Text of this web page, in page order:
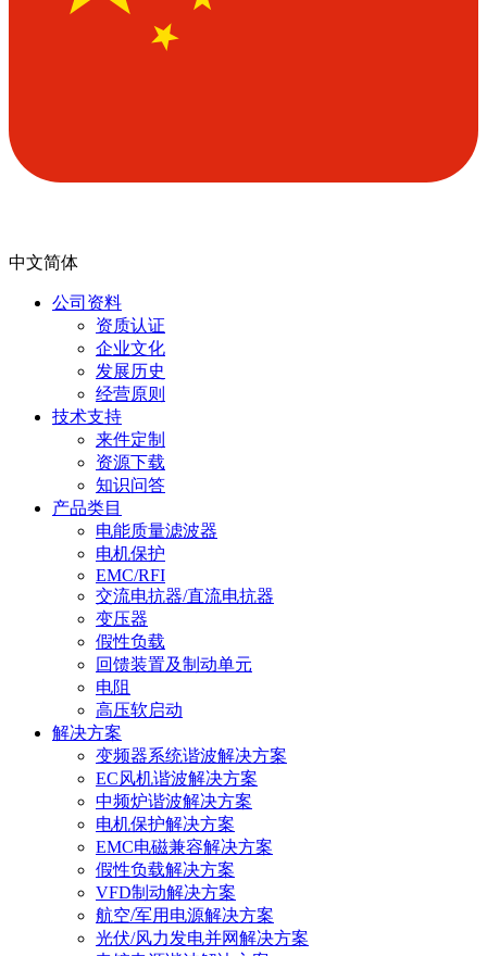
中文简体
公司资料
资质认证
企业文化
发展历史
经营原则
技术支持
来件定制
资源下载
知识问答
产品类目
电能质量滤波器
电机保护
EMC/RFI
交流电抗器/直流电抗器
变压器
假性负载
回馈装置及制动单元
电阻
高压软启动
解决方案
变频器系统谐波解决方案
EC风机谐波解决方案
中频炉谐波解决方案
电机保护解决方案
EMC电磁兼容解决方案
假性负载解决方案
VFD制动解决方案
航空/军用电源解决方案
光伏/风力发电并网解决方案